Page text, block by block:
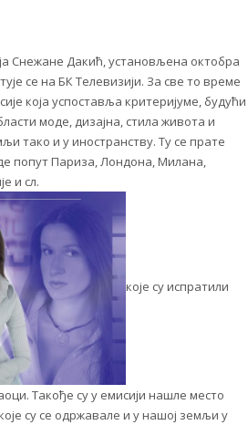
Снежане Дакић, установљена октобра
се на БК Телевизији. За све то време
која успоставља критеријуме, будући
моде, дизајна, стила живота и
тако и у иностранству. Ту се прате
попут Париза, Лондона, Милана,
и сл.
које су испратили
Такође су у емисији нашле место
су се одржавале и у нашој земљи у